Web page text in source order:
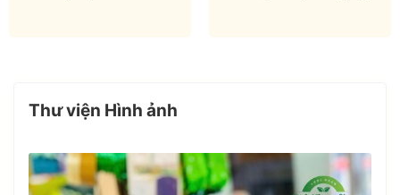
Thư viện Hình ảnh